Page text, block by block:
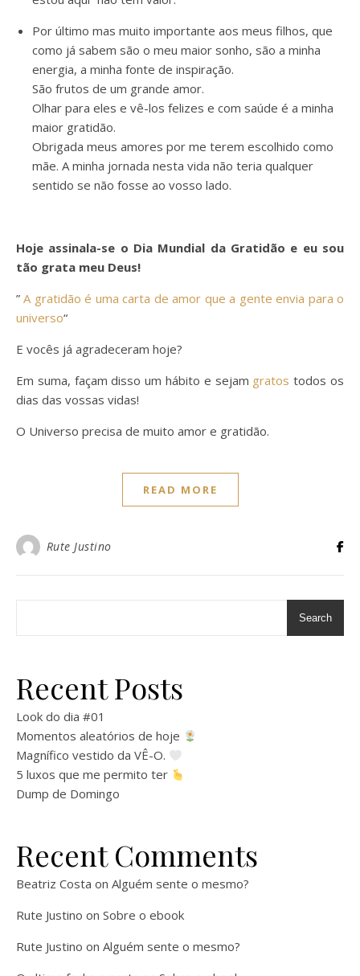
Por último mas muito importante aos meus filhos, que
como já sabem são o meu maior sonho, são a minha
energia, a minha fonte de inspiração.
São frutos de um grande amor.
Olhar para eles e vê-los felizes e com saúde é a minha
maior gratidão.
Obrigada meus amores por me terem escolhido como
mãe. A minha jornada nesta vida não teria qualquer
sentido se não fosse ao vosso lado.
Hoje assinala-se o Dia Mundial da Gratidão e eu sou
tão grata meu Deus!
”A gratidão é uma carta de amor que a gente envia para o
universo“
E vocês já agradeceram hoje?
Em suma, façam disso um hábito e sejam gratostodos os
dias das vossas vidas!
O Universo precisa de muito amor e gratidão.
READ MORE
Rute Justino
Search
Recent Posts
Look do dia #01
Momentos aleatórios de hoje
Magnífico vestido da VÊ-O.
5 luxos que me permito ter
Dump de Domingo
Recent Comments
Beatriz Costa on Alguém sente o mesmo?
Rute Justino on Sobre o ebook
Rute Justino on Alguém sente o mesmo?